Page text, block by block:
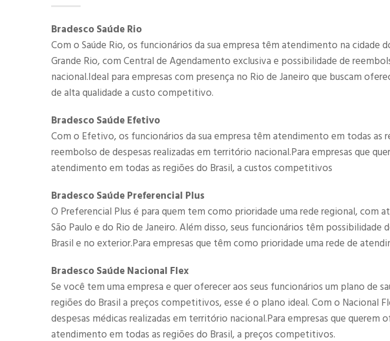
Bradesco Saúde Rio
Com o Saúde Rio, os funcionários da sua empresa têm atendimento na cidade
Grande Rio, com Central de Agendamento exclusiva e possibilidade de
nacional.Ideal para empresas com presença no Rio de Janeiro que buscam
de alta qualidade a custo competitivo.
Bradesco Saúde Efetivo
Com o Efetivo, os funcionários da sua empresa têm atendimento em todas as
reembolso de despesas realizadas em território nacional.Para empresas que
atendimento em todas as regiões do Brasil, a custos competitivos​
Bradesco Saúde Preferencial Plus
O Preferencial Plus é para quem tem como prioridade uma rede regional, com
São Paulo e do Rio de Janeiro. Além disso, seus funcionários têm possibilidade
Brasil e no exterior.Para empresas que têm como prioridade uma rede de
Bradesco Saúde Nacional Flex
Se você tem uma empresa e quer oferecer aos seus funcionários um plano de
regiões do Brasil a preços competitivos, esse é o plano ideal. Com o Nacional
despesas médicas realizadas em território nacional.Para empresas que querem
atendimento em todas as regiões do Brasil, a preços competitivos.​